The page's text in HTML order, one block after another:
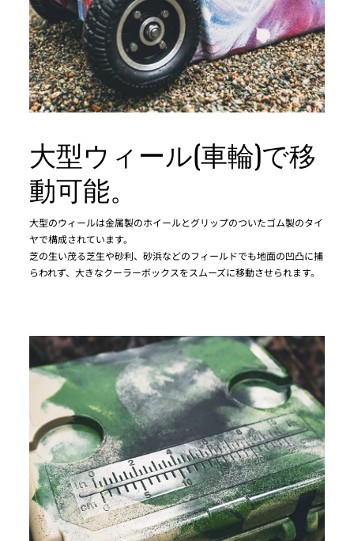
大型ウィール(車輪)で移
動可能。
大型のウィールは金属製のホイールとグリップのついたゴム製のタイ
ヤで構成されています。
芝の生い茂る芝生や砂利、砂浜などのフィールドでも地面の凹凸に捕
らわれず、大きなクーラーボックスをスムーズに移動させられます。